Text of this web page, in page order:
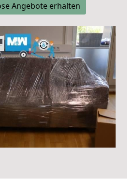
Angebote erhalten